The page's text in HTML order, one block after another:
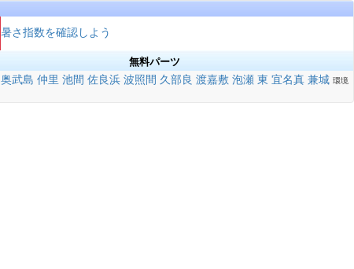
暑さ指数を確認しよう
無料パーツ
奥武島 仲里 池間 佐良浜 波照間 久部良 渡嘉敷 泡瀬 東 宜名真 兼城 環境